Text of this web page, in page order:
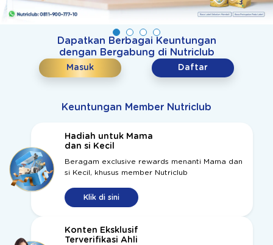
Dapatkan Berbagai Keuntungan
dengan Bergabung di Nutriclub
Masuk Daftar
Keuntungan Member Nutriclub
Hadiah untuk Mama
dan si Kecil
Beragam exclusive rewards menanti Mama dan
si Kecil, khusus member Nutriclub
Klik di sini
Konten Eksklusif
Terverifikasi Ahli